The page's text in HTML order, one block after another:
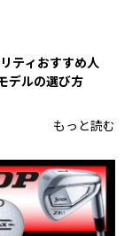
ティおすすめ人
デルの選び方
もっと読む